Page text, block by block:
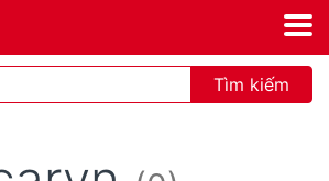
Tìm kiếm